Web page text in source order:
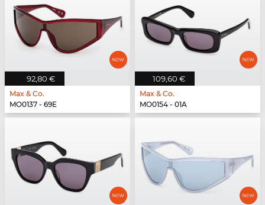
92,80 €
Max & Co.
MO0137 - 69E
109,60 €
Max & Co.
MO0154 - 01A